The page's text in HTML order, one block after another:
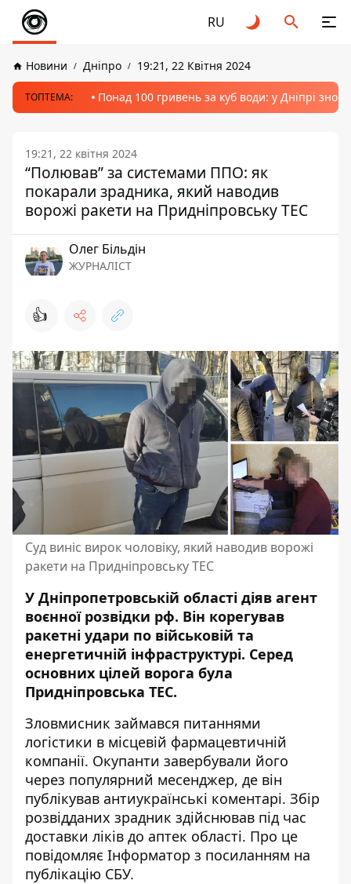
RU
Новини Дніпро 19:21, 22 Квітня 2024
ТОПТЕМА: Понад 100 гривень за куб води: у Дніпрі
19:21, 22 квітня 2024
“Полював” за системами ППО: як
покарали зрадника, який наводив
ворожі ракети на Придніпровську ТЕС
Олег Більдін
ЖУРНАЛІСТ
👍
Суд виніс вирок чоловіку, який наводив ворожі
ракети на Придніпровську ТЕС
У Дніпропетровській області діяв агент
воєнної розвідки рф. Він корегував
ракетні удари по військовій та
енергетичній інфраструктурі. Серед
основних цілей ворога була
Придніпровська ТЕС.
Зловмисник займався питаннями
логістики в місцевій фармацевтичній
компанії. Окупанти завербували його
через популярний месенджер, де він
публікував антиукраїнські коментарі. Збір
розвідданих зрадник здійснював під час
доставки ліків до аптек області. Про це
повідомляє Інформатор з посиланням на
публікацію СБУ.